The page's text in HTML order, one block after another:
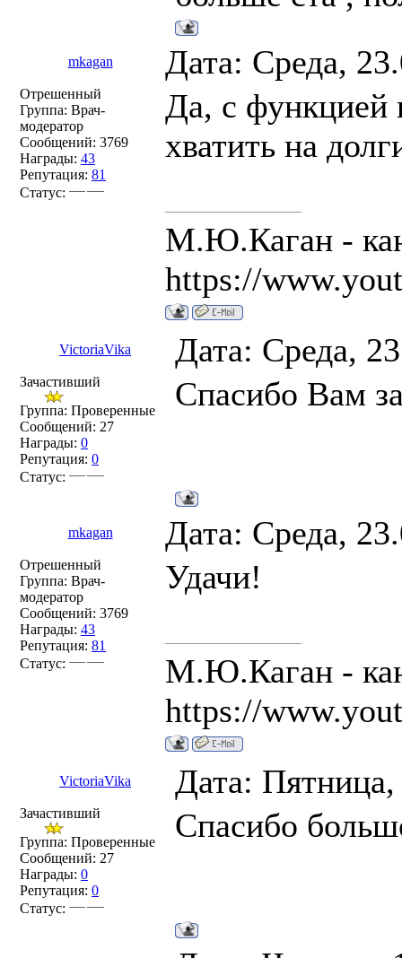
mkagan Дата: Среда,
Отрешенный
Группа: Врач-
модератор
Сообщений: 3769
Награды: 43
Репутация: 81
Статус:
Да, с функцией
хватить на
М.Ю.Каган -
https://
VictoriaVika Дата: Среда,
Зачастивший
Группа: Проверенные
Сообщений: 27
Награды: 0
Репутация: 0
Статус:
Спасибо Вам
mkagan Дата: Среда,
Отрешенный
Группа: Врач-
модератор
Сообщений: 3769
Награды: 43
Репутация: 81
Статус:
Удачи!
М.Ю.Каган -
https://
VictoriaVika Дата:
Зачастивший
Группа: Проверенные
Сообщений: 27
Награды: 0
Репутация: 0
Статус:
Спасибо